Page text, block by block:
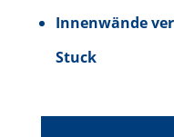
Innenwände
Stuck